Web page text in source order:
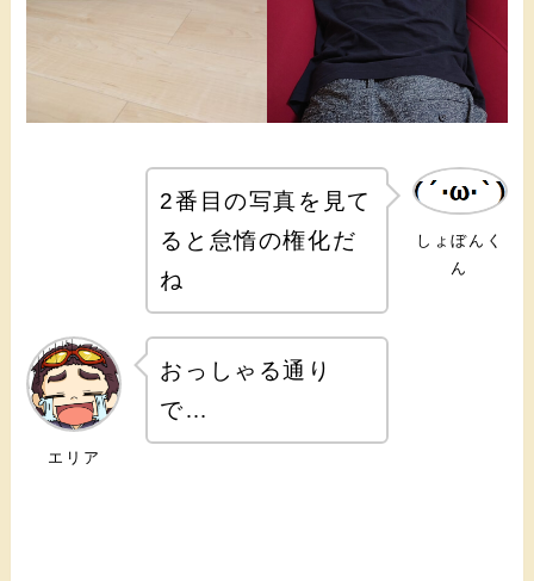
しょぼんく
ん
2番目の写真を見て
ると怠惰の権化だ
ね
エリア
おっしゃる通り
で…